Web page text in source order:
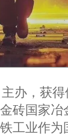
办，获得
砖国家
工业作